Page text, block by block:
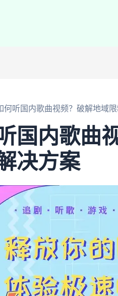
何听国内歌曲视频？破解地域
国内歌曲
决方案